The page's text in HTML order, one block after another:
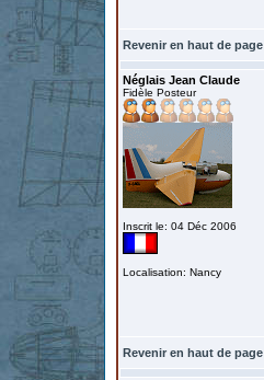
Revenir en haut de page
Néglais Jean Claude
Fidèle Posteur
Inscrit le: 04 Déc 2006
Localisation: Nancy
Revenir en haut de page